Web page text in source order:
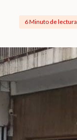
6 Minuto de lectura